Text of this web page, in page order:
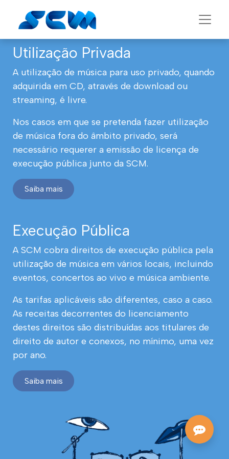
Utilização Privada
A utilização de música para uso privado, quando
adquirida em CD, através de download ou
streaming, é livre.
Nos casos em que se pretenda fazer utilização
de música fora do âmbito privado, será
necessário requerer a emissão de licença de
execução pública junto da SCM.
Saiba mais
Execução Pública
A SCM cobra direitos de execução pública pela
utilização de música em vários locais, incluindo
eventos, concertos ao vivo e música ambiente.
As tarifas aplicáveis são diferentes, caso a caso.
As receitas decorrentes do licenciamento
destes direitos são distribuídas aos titulares de
direito de autor e conexos, no mínimo, uma vez
por ano.
Saiba mais